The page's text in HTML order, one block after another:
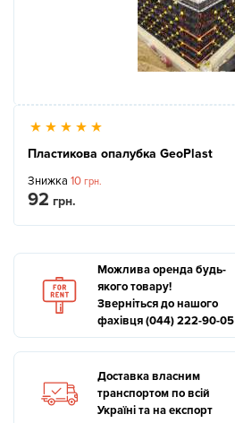
Пластикова опалубка GeoPlast
Знижка 10 грн.
92 грн.
Можлива оренда будь-
якого товару!
Зверніться до нашого
фахівця (044) 222-90-05
Доставка власним
транспортом по всій
Україні та на експорт